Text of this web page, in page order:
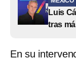
Luis
tras
En su